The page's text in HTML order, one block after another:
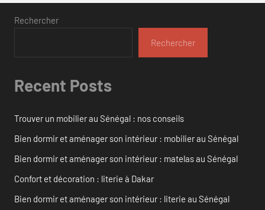
Rechercher
Rechercher
Recent Posts
Trouver un mobilier au Sénégal : nos conseils
Bien dormir et aménager son intérieur : mobilier au Sénégal
Bien dormir et aménager son intérieur : matelas au Sénégal
Confort et décoration : literie à Dakar
Bien dormir et aménager son intérieur : literie au Sénégal